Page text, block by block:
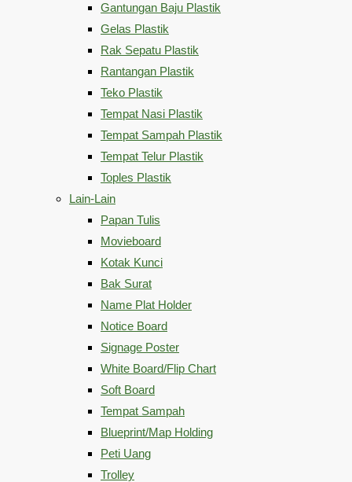
Gantungan Baju Plastik
Gelas Plastik
Rak Sepatu Plastik
Rantangan Plastik
Teko Plastik
Tempat Nasi Plastik
Tempat Sampah Plastik
Tempat Telur Plastik
Toples Plastik
Lain-Lain
Papan Tulis
Movieboard
Kotak Kunci
Bak Surat
Name Plat Holder
Notice Board
Signage Poster
White Board/Flip Chart
Soft Board
Tempat Sampah
Blueprint/Map Holding
Peti Uang
Trolley